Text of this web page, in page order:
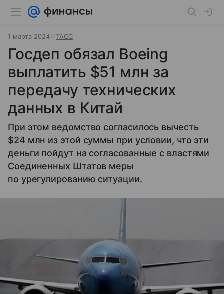
1 марта 2024 ТАСС
Госдеп обязал Boeing
выплатить $51 млн за
передачу технических
данных в Китай
При этом ведомство согласилось вычесть
$24 млн из этой суммы при условии, что эти
деньги пойдут на согласованные с властями
Соединенных Штатов меры
по урегулированию ситуации.